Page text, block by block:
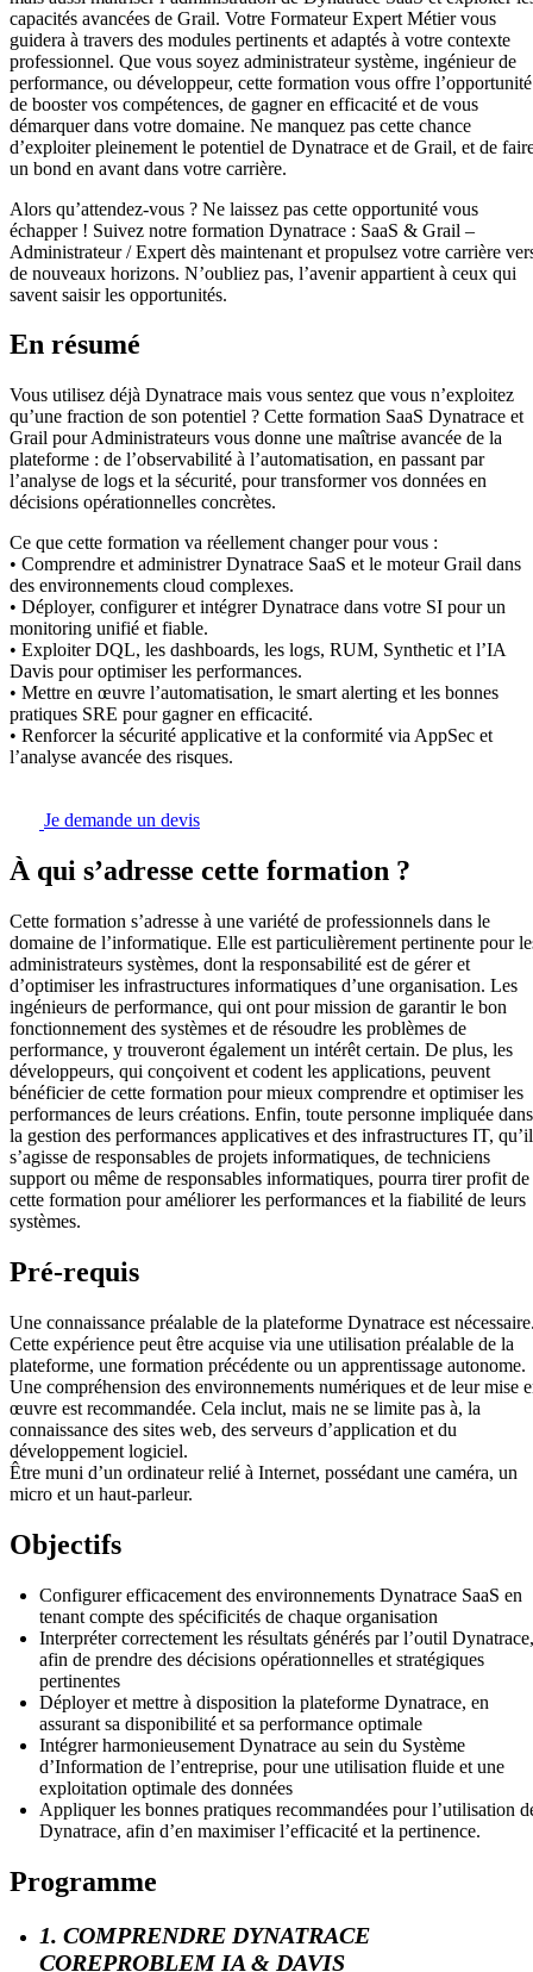
capacités avancées de Grail. Votre Formateur Expert Métier vous
guidera à travers des modules pertinents et adaptés à votre contexte
professionnel. Que vous soyez administrateur système, ingénieur de
performance, ou développeur, cette formation vous offre l’opportunité
de booster vos compétences, de gagner en efficacité et de vous
démarquer dans votre domaine. Ne manquez pas cette chance
d’exploiter pleinement le potentiel de Dynatrace et de Grail, et de
un bond en avant dans votre carrière.
Alors qu’attendez-vous ? Ne laissez pas cette opportunité vous
échapper ! Suivez notre formation Dynatrace : SaaS & Grail –
Administrateur / Expert dès maintenant et propulsez votre carrière
de nouveaux horizons. N’oubliez pas, l’avenir appartient à ceux qui
savent saisir les opportunités.
En résumé
Vous utilisez déjà Dynatrace mais vous sentez que vous n’exploitez
qu’une fraction de son potentiel ? Cette formation SaaS Dynatrace et
Grail pour Administrateurs vous donne une maîtrise avancée de la
plateforme : de l’observabilité à l’automatisation, en passant par
l’analyse de logs et la sécurité, pour transformer vos données en
décisions opérationnelles concrètes.
Ce que cette formation va réellement changer pour vous :
• Comprendre et administrer Dynatrace SaaS et le moteur Grail dans
des environnements cloud complexes.
• Déployer, configurer et intégrer Dynatrace dans votre SI pour un
monitoring unifié et fiable.
• Exploiter DQL, les dashboards, les logs, RUM, Synthetic et l’IA
Davis pour optimiser les performances.
• Mettre en œuvre l’automatisation, le smart alerting et les bonnes
pratiques SRE pour gagner en efficacité.
• Renforcer la sécurité applicative et la conformité via AppSec et
l’analyse avancée des risques.
Je demande un devis
À qui s’adresse cette formation ?
Cette formation s’adresse à une variété de professionnels dans le
domaine de l’informatique. Elle est particulièrement pertinente pour
administrateurs systèmes, dont la responsabilité est de gérer et
d’optimiser les infrastructures informatiques d’une organisation. Les
ingénieurs de performance, qui ont pour mission de garantir le bon
fonctionnement des systèmes et de résoudre les problèmes de
performance, y trouveront également un intérêt certain. De plus, les
développeurs, qui conçoivent et codent les applications, peuvent
bénéficier de cette formation pour mieux comprendre et optimiser les
performances de leurs créations. Enfin, toute personne impliquée dans
la gestion des performances applicatives et des infrastructures IT, qu’il
s’agisse de responsables de projets informatiques, de techniciens
support ou même de responsables informatiques, pourra tirer profit de
cette formation pour améliorer les performances et la fiabilité de leurs
systèmes.
Pré-requis
Une connaissance préalable de la plateforme Dynatrace est
Cette expérience peut être acquise via une utilisation préalable de la
plateforme, une formation précédente ou un apprentissage autonome.
Une compréhension des environnements numériques et de leur mise
œuvre est recommandée. Cela inclut, mais ne se limite pas à, la
connaissance des sites web, des serveurs d’application et du
développement logiciel.
Être muni d’un ordinateur relié à Internet, possédant une caméra, un
micro et un haut-parleur.
Objectifs
Configurer efficacement des environnements Dynatrace SaaS en
tenant compte des spécificités de chaque organisation
Interpréter correctement les résultats générés par l’outil Dynatrace,
afin de prendre des décisions opérationnelles et stratégiques
pertinentes
Déployer et mettre à disposition la plateforme Dynatrace, en
assurant sa disponibilité et sa performance optimale
Intégrer harmonieusement Dynatrace au sein du Système
d’Information de l’entreprise, pour une utilisation fluide et une
exploitation optimale des données
Appliquer les bonnes pratiques recommandées pour l’utilisation
Dynatrace, afin d’en maximiser l’efficacité et la pertinence.
Programme
1. COMPRENDRE DYNATRACE
COREPROBLEM IA & DAVIS